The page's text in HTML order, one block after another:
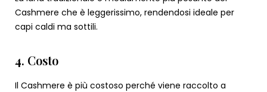
Cashmere che è leggerissimo, rendendosi ideale per
capi caldi ma sottili.
4. Costo
Il Cashmere è più costoso perché viene raccolto a